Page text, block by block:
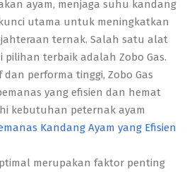
ayam, menjaga suhu kandang
utama untuk meningkatkan
ternak. Salah satu alat
pilihan terbaik adalah Zobo Gas.
performa tinggi, Zobo Gas
yang efisien dan hemat
kebutuhan peternak ayam
Kandang Ayam yang Efisien
merupakan faktor penting